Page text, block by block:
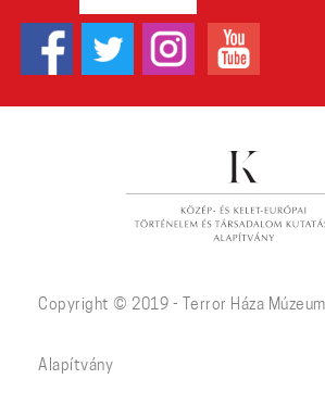
Copyright © 2019 - Terror Háza Múzeum
Alapítvány